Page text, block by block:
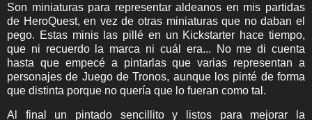
Son miniaturas para representar aldeanos en mis partidas
de HeroQuest, en vez de otras miniaturas que no daban el
pego. Estas minis las pillé en un Kickstarter hace tiempo,
que ni recuerdo la marca ni cuál era... No me di cuenta
hasta que empecé a pintarlas que varias representan a
personajes de Juego de Tronos, aunque los pinté de forma
que distinta porque no quería que lo fueran como tal.
Al final un pintado sencillito y listos para mejorar la